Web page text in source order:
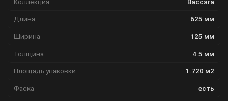
Длина 625 мм
Ширина 125 мм
Толщина 4.5 мм
Площадь упаковки 1.720 м2
Фаска есть